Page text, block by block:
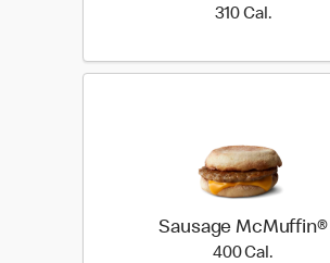
310 Cal.310 Cal.
Sausage McMuffin®
400 Cal.400 Cal.